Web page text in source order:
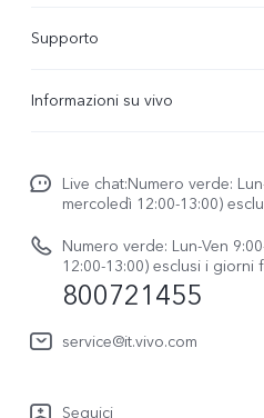
X300
V70 FE
vivo Watch GT 2
Y31 5G
vivo Buds Air3
Supporto
Funtouch OS
Aggiornamento del sistema
Manuale utente
Informazioni sulla Garanzia
Scarica le LUT per il ripristino di
Informazioni su vivo
Lavori con noi
Netiquette vivo
Note legali
Live chat:Numero verde:
mercoledì 12:00-13:00)
Numero verde: Lun-Ven
12:00-13:00) esclusi i giorni
800721455
service@it.vivo.com
Seguici